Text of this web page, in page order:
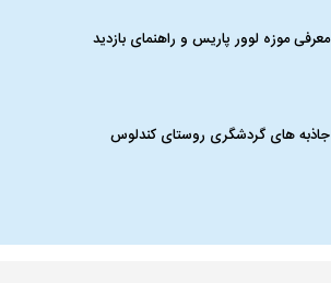
معرفی موزه لوور پاریس و راهنمای بازدید
جاذبه های گردشگری روستای کندلوس